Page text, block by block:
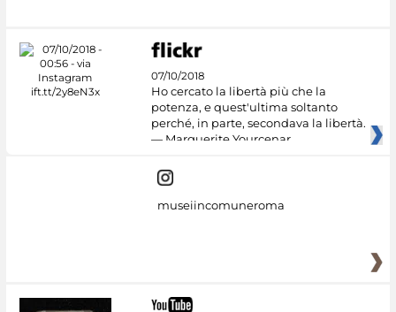
07/10/2018
Ho cercato la libertà più che la
potenza, e quest'ultima soltanto
perché, in parte, secondava la libertà.
— Marguerite Yourcenar
museiincomuneroma